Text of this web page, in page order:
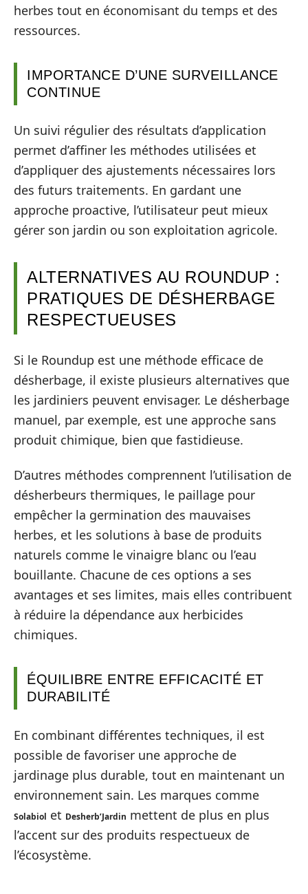
herbes tout en économisant du temps et des
ressources.
IMPORTANCE D’UNE SURVEILLANCE
CONTINUE
Un suivi régulier des résultats d’application
permet d’affiner les méthodes utilisées et
d’appliquer des ajustements nécessaires lors
des futurs traitements. En gardant une
approche proactive, l’utilisateur peut mieux
gérer son jardin ou son exploitation agricole.
ALTERNATIVES AU ROUNDUP :
PRATIQUES DE DÉSHERBAGE
RESPECTUEUSES
Si le Roundup est une méthode efficace de
désherbage, il existe plusieurs alternatives que
les jardiniers peuvent envisager. Le désherbage
manuel, par exemple, est une approche sans
produit chimique, bien que fastidieuse.
D’autres méthodes comprennent l’utilisation de
désherbeurs thermiques, le paillage pour
empêcher la germination des mauvaises
herbes, et les solutions à base de produits
naturels comme le vinaigre blanc ou l’eau
bouillante. Chacune de ces options a ses
avantages et ses limites, mais elles contribuent
à réduire la dépendance aux herbicides
chimiques.
ÉQUILIBRE ENTRE EFFICACITÉ ET
DURABILITÉ
En combinant différentes techniques, il est
possible de favoriser une approche de
jardinage plus durable, tout en maintenant un
environnement sain. Les marques comme
Solabiol et Desherb’Jardin mettent de plus en plus
l’accent sur des produits respectueux de
l’écosystème.